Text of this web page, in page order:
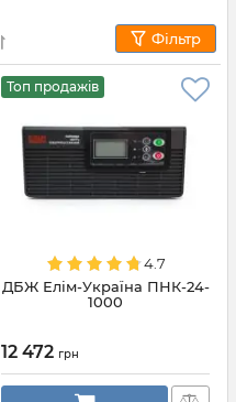
Фільтр
Топ продажів
4.7
ДБЖ Елім-Україна ПНК-24-
1000
12 472 грн